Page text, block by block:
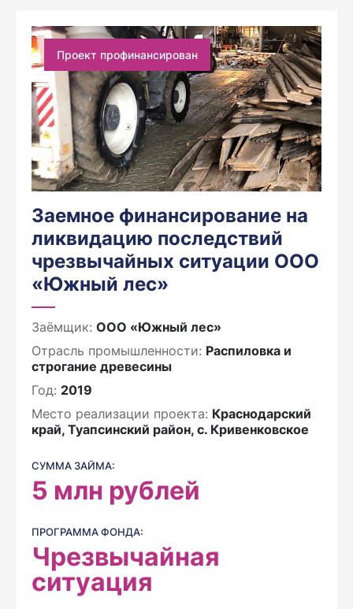
Проект профинансирован
Заемное финансирование на
ликвидацию последствий
чрезвычайных ситуации ООО
«Южный лес»
Заёмщик: ООО «Южный лес»
Отрасль промышленности: Распиловка и
строгание древесины
Год: 2019
Место реализации проекта: Краснодарский
край, Туапсинский район, с. Кривенковское
СУММА ЗАЙМА:
5 млн рублей
ПРОГРАММА ФОНДА:
Чрезвычайная
ситуация